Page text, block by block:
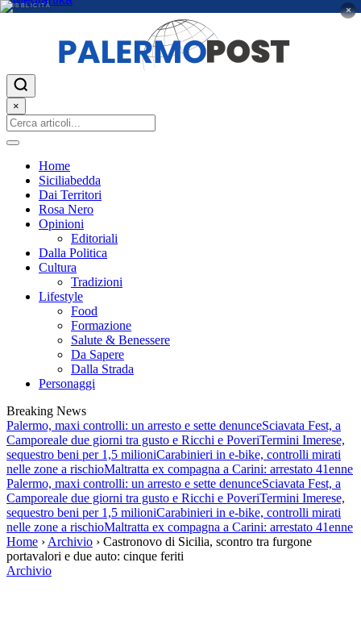
PUBBLICITÀ ×
×
Home
Siciliabedda
Dai Territori
Rosa Nero
Opinioni
Editoriali
Dalla Politica
Cultura
Tradizioni
Lifestyle
Food
Formazione
Salute & Benessere
Da Sapere
Dalla Strada
Personaggi
Breaking News
Palermo, maxi controlli: un arresto e sette denunceSciavata Fest, a
Camporeale due giorni tra gusto e Ricchi e PoveriTermini Imerese,
sequestro beni per 1,5 milioniCarabinieri in e-bike, controlli mirati
nelle zone a rischioMaltratta ex compagna a Carini: arrestato 41enne
Palermo, maxi controlli: un arresto e sette denunceSciavata Fest, a
Camporeale due giorni tra gusto e Ricchi e PoveriTermini Imerese,
sequestro beni per 1,5 milioniCarabinieri in e-bike, controlli mirati
nelle zone a rischioMaltratta ex compagna a Carini: arrestato 41enne
Home › Archivio › Castronovo di Sicilia, scontro tra furgone
portavalori e due auto: cinque feriti
Archivio